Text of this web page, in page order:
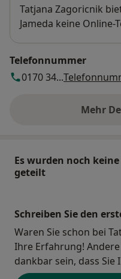
Verfügbarkeit
Tatjana Zagoricnik
Jameda keine
Telefonnummer
0170 34...
Mehr
Es wurden noch
geteilt
Schreiben Sie den
Waren Sie schon bei
Ihre Erfahrung!
dankbar sein, dass